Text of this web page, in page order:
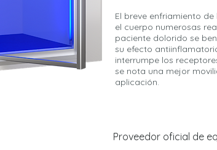
El breve enfriamiento
el cuerpo numerosas
paciente dolorido se
su efecto
interrumpe los
se nota una mejor
aplicación.
Proveedor oficial de